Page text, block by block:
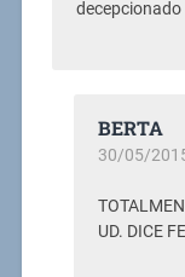
BERTA
30/05/
UD. DICE